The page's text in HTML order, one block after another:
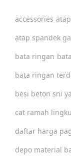
accessories
atap spandek
bata ringan
bata ringan
besi beton sni
cat ramah
daftar harga
depo material